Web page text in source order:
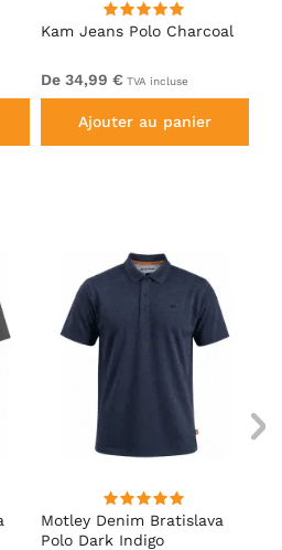
Kam Jeans Polo Charcoal
De 34,99 € TVA incluse
Ajouter au panier
Motley Denim Bratislava
Polo Dark Indigo